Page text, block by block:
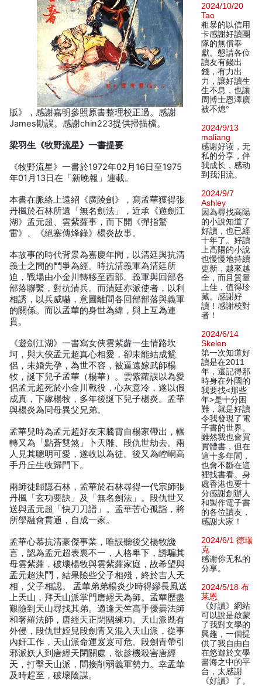
版》，感謝嘉明參照原書整理校正過。感謝
James勘誤。感謝chin223提供掃描檔。
梁羽生《牧野流星》一書提要
《牧野流星》一書於1972年02月16日至1975
年01月13日在「新晚報」連載。
本書在脈絡上遠紹《廣陵劍》，寫孟華獲得張
丹楓於石林所遺「無名劍法」，近承《遊劍江
湖》孟元超、雲紫蘿事，而下開《彈指驚
雷》、《絕塞傳烽錄》楊炎故事。
本故事的時代背景為嘉慶年間，以清廷與抗清
義士之間的鬥爭為經。時抗清義軍為清廷所
迫，戰場由小金川轉移至西部。義軍與回部各
部落聯繫，對抗清兵。而清廷亦派使者，以利
相誘，以兵威嚇，意圖離間各回部部落與義軍
的關係。而以孟華的身世為緯，與上互為連
貫。
《遊劍江湖》一書寫女俠雲紫蘿一生情路坎
坷，與大俠孟元超真心相愛，卻未能結成鴛
侶，未婚先孕，為世不容，被逼遠嫁武師楊
牧，誕下兒子孟華（楊華）。雲紫蘿誤以為愛
侶孟元超死於小金川戰役，心灰意冷，遂以假
成真，下嫁楊牧，多年後誕下兒子楊炎。孟華
與楊炎為同母異父兄弟。
孟華兒時為孟元超好友宋騰霄自楊家帶出，輾
轉又為「點蒼雙煞」卜天雕、段仇世劫去。兩
人見其聰明可愛，遂收以為徒。後又為崆峒高
手丹丘生收歸門下。
兩師徒歸隱石林，孟華於石林尋得一代宗師張
丹楓「玄功要訣」及「無名劍法」。段仇世又
送與孟元超「快刀刀譜」。孟華苦心孤詣，將
所學融會貫通，自成一家。
孟華心慕抗清豪傑事業，唯誤聽後父楊牧讒
言，認為孟元超表裏不一，人格卑下，誘騙其
母雲紫蘿，破壞楊牧與雲紫蘿家庭，故希望與
孟元超決鬥，結果險些父子相殘，終於吉人天
相，父子相認。 孟華弟弟楊炎少時得繆長風送
上天山，拜天山派掌門唐經天為師。孟華歷盡
艱險到天山尋找其弟。適逢天竺高手優曇法師
和奢羅法師，唐經天正閉關練功。天山派既有
外侵，段仇世姪兒段劍青又混入天山派，從事
內奸工作，天山派命運岌岌可危。段劍青帶引
邪派妖人到唐經天閉關處，欲趁機殺害唐經
天，打擊天山派，間接削弱義軍勢力。幸孟華
及時趕至，破壞陰謀。
2024/10/20
Tao
粗暴的以信用
卡感謝好讀團
隊的無償奉
獻。懇請各位
讀友有錢出
錢，有力出
力，讓好讀生
生不息，也讓
周博士恩澤廣
被不熄°
2024/9/13
maliang
感谢好读，无
私的分享，伴
我成长，感动
到我泪流。
2024/9/7
Ashley
因為尋找高陽
的小說知道了
好讀，也已經
十年了。好讀
上高陽的小說
也慢慢地持續
更新，越來越
全，而且質量
上佳，值得珍
藏。感謝好
讀！感謝校對
者！
2024/6/14
Skelen
第一次知道好
讀是在2011
年，還記得那
時身在外國的
我要找<那些
年>是十分困
難，就是好讀
令我發現了電
子書的世界。
雖然我也會買
實體書，但在
這十多年間，
也會不斷在這
裡找書看。身
處香港也要十
分感謝創辦人
和製作電子書
的各位讀友，
感謝大家！
2024/6/1 德瑞
克
感谢你无私的
分享。
2024/5/18 布
莱恩
《好讀》網站
可以說是啟蒙
了我對文學的
興趣，一個提
供了我自由自
在悠遊於文學
書海之中的平
台，太感謝
《好讀》了。